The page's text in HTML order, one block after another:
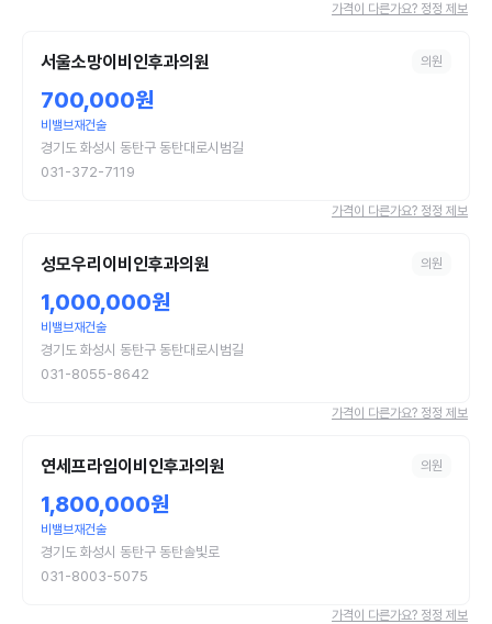
가격이 다른가요? 정정 제보
서울소망이비인후과의원 의원
700,000원
비밸브재건술
경기도 화성시 동탄구 동탄대로시범길
031-372-7119
가격이 다른가요? 정정 제보
성모우리이비인후과의원 의원
1,000,000원
비밸브재건술
경기도 화성시 동탄구 동탄대로시범길
031-8055-8642
가격이 다른가요? 정정 제보
연세프라임이비인후과의원 의원
1,800,000원
비밸브재건술
경기도 화성시 동탄구 동탄솔빛로
031-8003-5075
가격이 다른가요? 정정 제보